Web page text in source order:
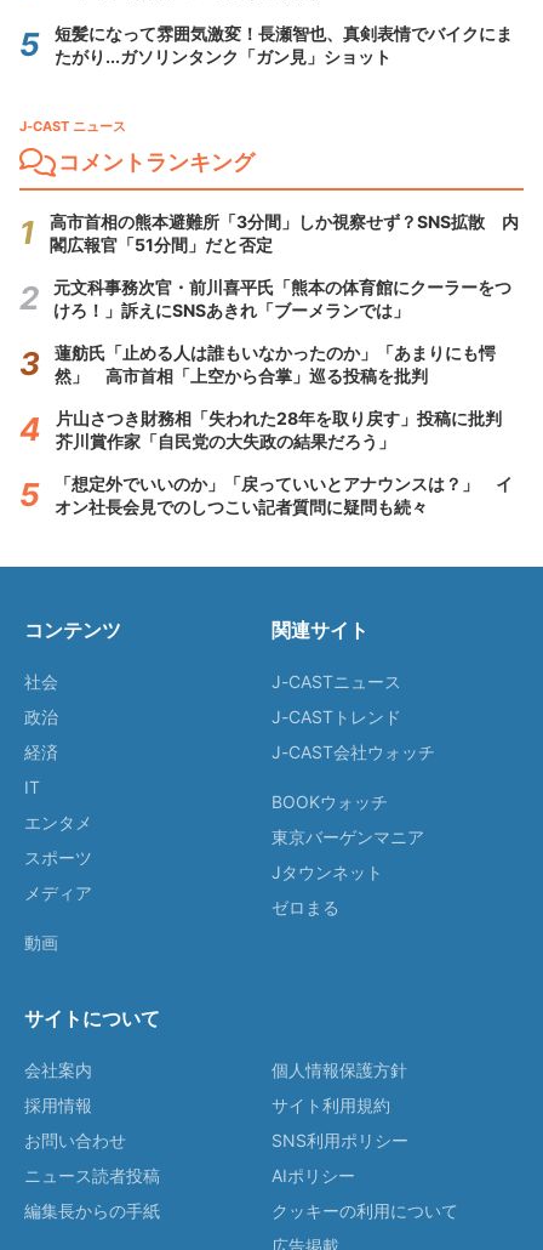
短髪になって雰囲気激変！長瀬智也、真剣表情でバイクにま
たがり...ガソリンタンク「ガン見」ショット
J-CAST ニュース
コメントランキング
高市首相の熊本避難所「3分間」しか視察せず？SNS拡散 内
閣広報官「51分間」だと否定
元文科事務次官・前川喜平氏「熊本の体育館にクーラーをつ
けろ！」訴えにSNSあきれ「ブーメランでは」
蓮舫氏「止める人は誰もいなかったのか」「あまりにも愕
然」 高市首相「上空から合掌」巡る投稿を批判
片山さつき財務相「失われた28年を取り戻す」投稿に批判
芥川賞作家「自民党の大失政の結果だろう」
「想定外でいいのか」「戻っていいとアナウンスは？」 イ
オン社長会見でのしつこい記者質問に疑問も続々
コンテンツ
社会
政治
経済
IT
エンタメ
スポーツ
メディア
動画
関連サイト
J-CASTニュース
J-CASTトレンド
J-CAST会社ウォッチ
BOOKウォッチ
東京バーゲンマニア
Jタウンネット
ゼロまる
サイトについて
会社案内
採用情報
お問い合わせ
ニュース読者投稿
編集長からの手紙
個人情報保護方針
サイト利用規約
SNS利用ポリシー
AIポリシー
クッキーの利用について
広告掲載